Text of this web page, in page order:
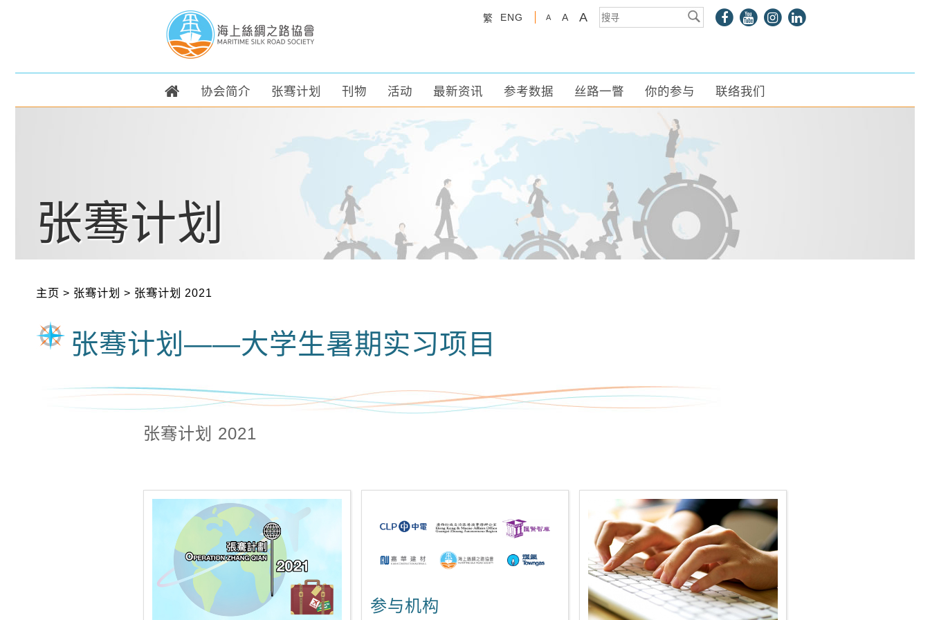
繁 ENG A A A
协会简介 张骞计划 刊物 活动 最新资讯 参考数据 丝路一瞥 你的参与 联络我们
张骞计划
主页 > 张骞计划 > 张骞计划 2021
张骞计划——大学生暑期实习项目
张骞计划 2021
参与机构